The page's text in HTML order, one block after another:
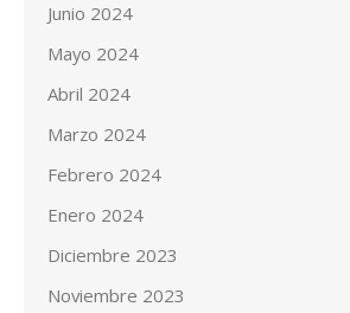
Junio 2024
Mayo 2024
Abril 2024
Marzo 2024
Febrero 2024
Enero 2024
Diciembre 2023
Noviembre 2023